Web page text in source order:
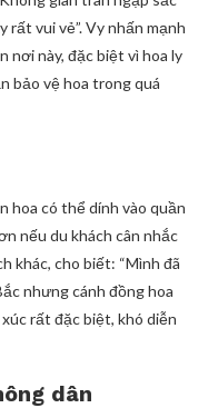
vui vẻ”. Vy nhấn mạnh
nơi này, đặc biệt vì hoa ly
bảo vệ hoa trong quá
hoa có thể dính vào quần
nếu du khách cân nhắc
khác, cho biết: “Mình đã
nhưng cánh đồng hoa
rất đặc biệt, khó diễn
dân